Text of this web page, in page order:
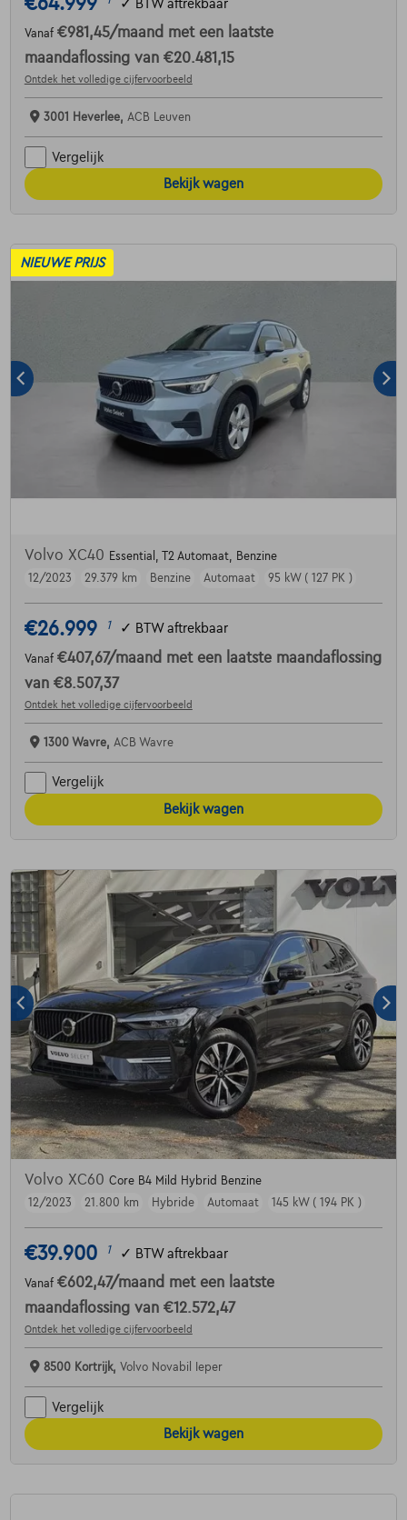
✓ BTW aftrekbaar
Vanaf €981,45/maand met een laatste
maandaflossing van €20.481,15
Ontdek het volledige cijfervoorbeeld
3001 Heverlee, ACB Leuven
Vergelijk
Bekijk wagen
NIEUWE PRIJS
Volvo XC40 Essential, T2 Automaat, Benzine
12/2023
29.379 km Benzine Automaat 95 kW ( 127 PK )
€26.999 1 ✓ BTW aftrekbaar
Vanaf €407,67/maand met een laatste maandaflossing
van €8.507,37
Ontdek het volledige cijfervoorbeeld
1300 Wavre, ACB Wavre
Vergelijk
Bekijk wagen
Volvo XC60 Core B4 Mild Hybrid Benzine
12/2023
21.800 km Hybride Automaat 145 kW ( 194 PK )
€39.900 1 ✓ BTW aftrekbaar
Vanaf €602,47/maand met een laatste
maandaflossing van €12.572,47
Ontdek het volledige cijfervoorbeeld
8500 Kortrijk, Volvo Novabil Ieper
Vergelijk
Bekijk wagen